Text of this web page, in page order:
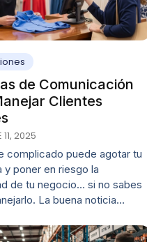
de Comunicación
Clientes
11, 2025
complicado puede agotar tu
y poner en riesgo la
de tu negocio… si no sabes
La buena noticia…